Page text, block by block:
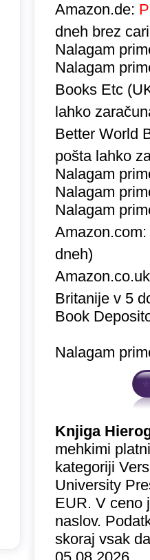
Amazon.de:
dneh brez
Nalagam
Nalagam
Books Etc
lahko
Better World
pošta lahko
Nalagam
Nalagam
Nalagam
Amazon.com:
dneh)
Britanije v 5
Book
Nalagam
Knjiga
mehkimi
kategoriji
University
EUR. V ceno
naslov.
skoraj vsak